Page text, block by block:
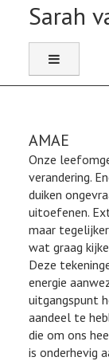
AMAE
Onze
verandering.
duiken
uitoefenen.
maar
wat graag
Deze
energie
uitgangspunt
aandeel te
die om ons
is onderhevig